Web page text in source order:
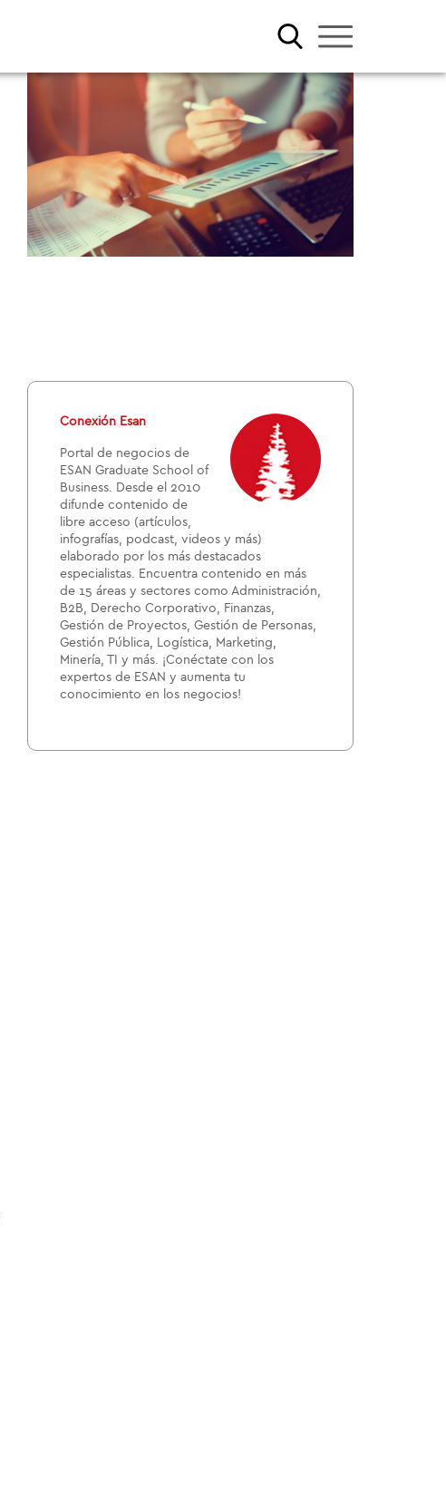
Conexión Esan
Portal de negocios de
ESAN Graduate School of
Business. Desde el 2010
difunde contenido de
libre acceso (artículos,
infografías, podcast, videos y más)
elaborado por los más destacados
especialistas. Encuentra contenido en más
de 15 áreas y sectores como Administración,
B2B, Derecho Corporativo, Finanzas,
Gestión de Proyectos, Gestión de Personas,
Gestión Pública, Logística, Marketing,
Minería, TI y más. ¡Conéctate con los
expertos de ESAN y aumenta tu
conocimiento en los negocios!